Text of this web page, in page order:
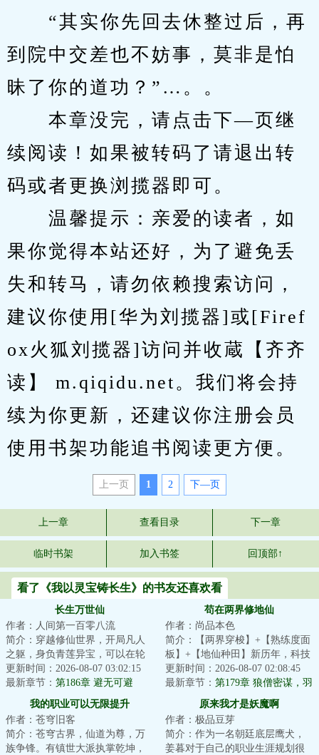
“其实你先回去休整过后，再
到院中交差也不妨事，莫非是怕
昧了你的道功？”…。。
本章没完，请点击下—页继
续阅读！如果被转码了请退出转
码或者更换浏揽器即可。
温馨提示：亲爱的读者，如
果你觉得本站还好，为了避免丢
失和转马，请勿依赖搜索访问，
建议你使用[华为刘揽器]或[Firef
ox火狐刘揽器]访问并收蔵【齐齐
读】 m.qiqidu.net。我们将会持
续为你更新，还建议你注册会员
使用书架功能追书阅读更方便。
上一页 1 2 下—页
上一章 查看目录 下一章
临时书架 加入书签 回顶部↑
看了《我以灵宝铸长生》的书友还喜欢看
长生万世仙
作者：人间第一百零八流
简介：穿越修仙世界，开局凡人
之躯，身负青莲异宝，可以在轮
回中无限进化血脉灵根。方生一
世世轮回，从杂...
更新时间：2026-08-07 03:02:15
最新章节： 第186章 避无可避
苟在两界修地仙
作者：尚品本色
简介：【两界穿梭】+【熟练度面
板】+【地仙种田】新历年，科技
与地仙道并行的帝国时代。普通
人陆羽为救濒...
更新时间：2026-08-07 02:08:45
最新章节： 第179章 狼僧密谋，羽
我的职业可以无限提升
作者：苍穹旧客
简介：苍穹古界，仙道为尊，万
族争锋。有镇世大派执掌乾坤，
原来我才是妖魔啊
作者：极品豆芽
简介：作为一名朝廷底层鹰犬，
姜暮对于自己的职业生涯规划很